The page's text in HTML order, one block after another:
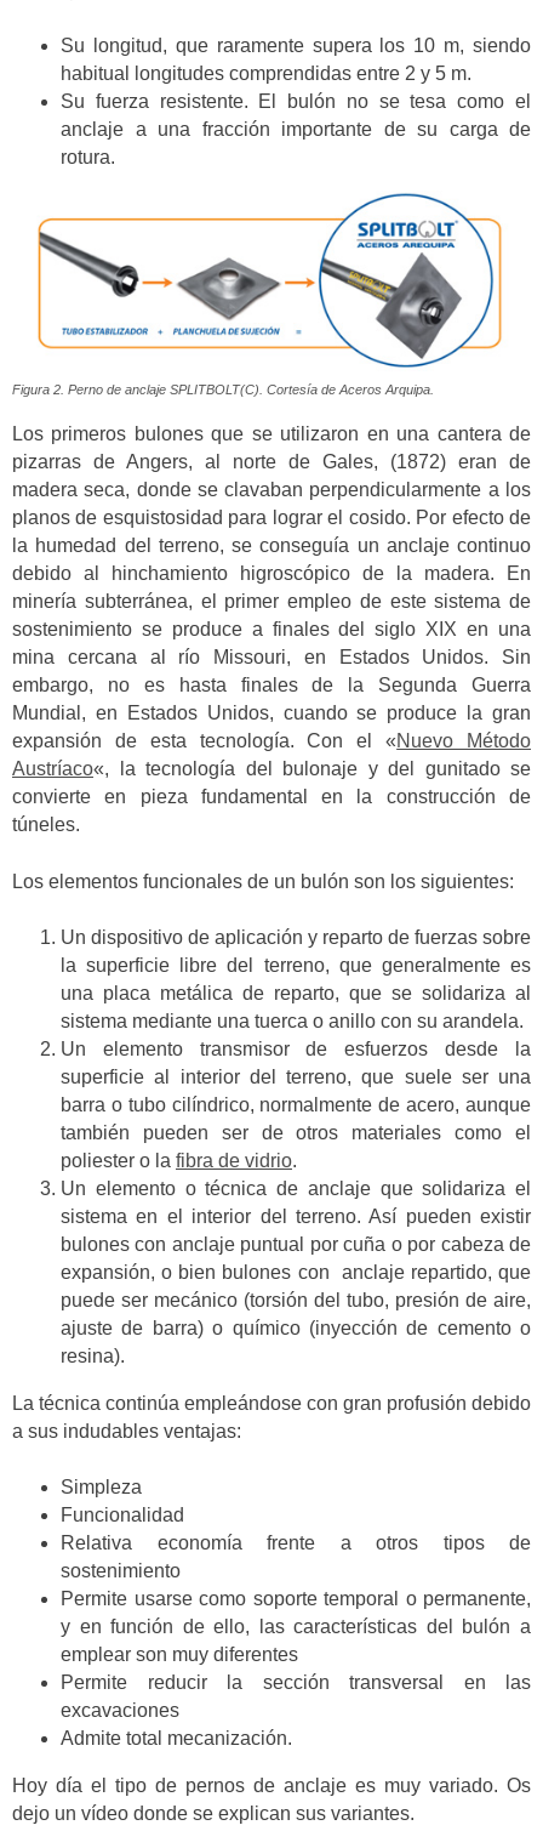
Su longitud, que raramente supera los 10 m, siendo
habitual longitudes comprendidas entre 2 y 5 m.
Su fuerza resistente. El bulón no se tesa como el
anclaje a una fracción importante de su carga de
rotura.
Figura 2. Perno de anclaje SPLITBOLT(C). Cortesía de Aceros Arquipa.
Los primeros bulones que se utilizaron en una cantera de
pizarras de Angers, al norte de Gales, (1872) eran de
madera seca, donde se clavaban perpendicularmente a los
planos de esquistosidad para lograr el cosido. Por efecto de
la humedad del terreno, se conseguía un anclaje continuo
debido al hinchamiento higroscópico de la madera. En
minería subterránea, el primer empleo de este sistema de
sostenimiento se produce a finales del siglo XIX en una
mina cercana al río Missouri, en Estados Unidos. Sin
embargo, no es hasta finales de la Segunda Guerra
Mundial, en Estados Unidos, cuando se produce la gran
expansión de esta tecnología. Con el «Nuevo Método
Austríaco«, la tecnología del bulonaje y del gunitado se
convierte en pieza fundamental en la construcción de
túneles.
Los elementos funcionales de un bulón son los siguientes:
Un dispositivo de aplicación y reparto de fuerzas sobre
la superficie libre del terreno, que generalmente es
una placa metálica de reparto, que se solidariza al
sistema mediante una tuerca o anillo con su arandela.
Un elemento transmisor de esfuerzos desde la
superficie al interior del terreno, que suele ser una
barra o tubo cilíndrico, normalmente de acero, aunque
también pueden ser de otros materiales como el
poliester o la fibra de vidrio.
Un elemento o técnica de anclaje que solidariza el
sistema en el interior del terreno. Así pueden existir
bulones con anclaje puntual por cuña o por cabeza de
expansión, o bien bulones con anclaje repartido, que
puede ser mecánico (torsión del tubo, presión de aire,
ajuste de barra) o químico (inyección de cemento o
resina).
La técnica continúa empleándose con gran profusión debido
a sus indudables ventajas:
Simpleza
Funcionalidad
Relativa economía frente a otros tipos de
sostenimiento
Permite usarse como soporte temporal o permanente,
y en función de ello, las características del bulón a
emplear son muy diferentes
Permite reducir la sección transversal en las
excavaciones
Admite total mecanización.
Hoy día el tipo de pernos de anclaje es muy variado. Os
dejo un vídeo donde se explican sus variantes.